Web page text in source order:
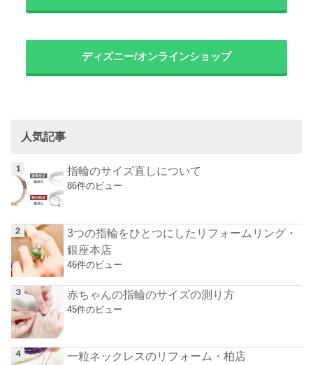
ディズニー/オンラインショップ
人気記事
指輪のサイズ直しについて
86件のビュー
3つの指輪をひとつにしたリフォームリング・
銀座本店
46件のビュー
赤ちゃんの指輪のサイズの測り方
45件のビュー
一粒ネックレスのリフォーム・柏店